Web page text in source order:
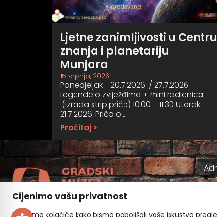
Cijenimo vašu privatnost
Koristimo kolačiće kako bismo poboljšali vaše iskustvo
Ljetne zanimljivosti u Centru
znanja i planetariju
Munjara
15 srpnja, 2026
Ponedjeljak 20.7.2026. / 27.7.2026.
Legende o zviježđima + mini radionica
(izrada strip priče) 10:00 – 11:30 Utorak
21.7.2026. Priča o…
Pročitaj >